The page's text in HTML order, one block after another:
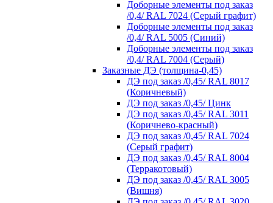
Доборные элементы под заказ
/0,4/ RAL 7024 (Серый графит)
Доборные элементы под заказ
/0,4/ RAL 5005 (Синий)
Доборные элементы под заказ
/0,4/ RAL 7004 (Серый)
Заказные ДЭ (толщина-0,45)
ДЭ под заказ /0,45/ RAL 8017
(Коричневый)
ДЭ под заказ /0,45/ Цинк
ДЭ под заказ /0,45/ RAL 3011
(Коричнево-красный)
ДЭ под заказ /0,45/ RAL 7024
(Серый графит)
ДЭ под заказ /0,45/ RAL 8004
(Терракотовый)
ДЭ под заказ /0,45/ RAL 3005
(Вишня)